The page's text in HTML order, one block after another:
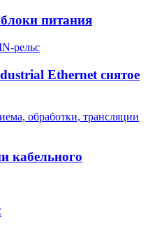
питания
рельс
Ethernet снятое
обработки, трансляции
кабельного